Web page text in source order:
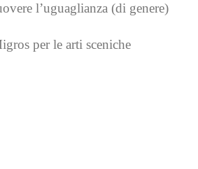
l’uguaglianza (di genere)
per le arti sceniche